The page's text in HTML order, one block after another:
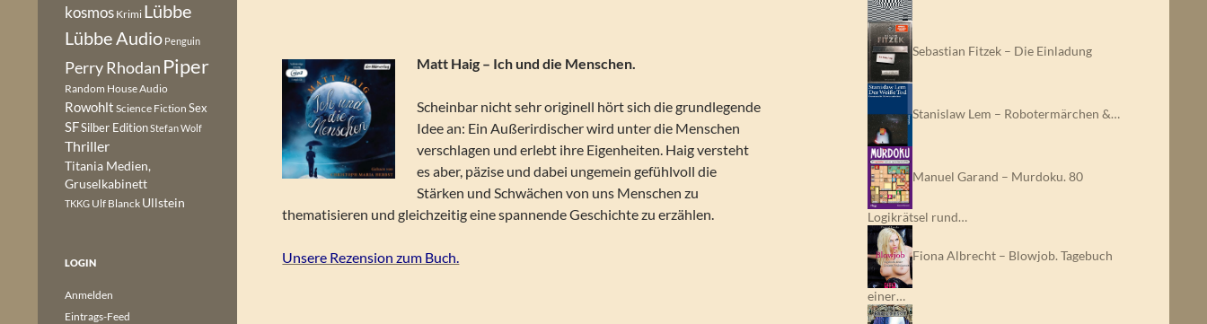
Matt Haig – Ich und die Menschen.
Scheinbar nicht sehr originell hört sich die grundlegende
Idee an: Ein Außerirdischer wird unter die Menschen
verschlagen und erlebt ihre Eigenheiten. Haig versteht
es aber, päzise und dabei ungemein gefühlvoll die
Stärken und Schwächen von uns Menschen zu
thematisieren und gleichzeitig eine spannende Geschichte zu erzählen.
Unsere Rezension zum Buch.
Sebastian Fitzek – Die Einladung
Stanislaw Lem – Robotermärchen &…
Manuel Garand – Murdoku. 80
Logikrätsel rund…
Fiona Albrecht – Blowjob. Tagebuch
einer…
kosmos Krimi Lübbe
Lübbe Audio Penguin
Perry Rhodan Piper
Random House Audio
Rowohlt Science Fiction Sex
SFSilber EditionStefan Wolf
Thriller
Titania Medien,
Gruselkabinett
TKKG Ulf Blanck Ullstein
LOGIN
Anmelden
Eintrags-Feed